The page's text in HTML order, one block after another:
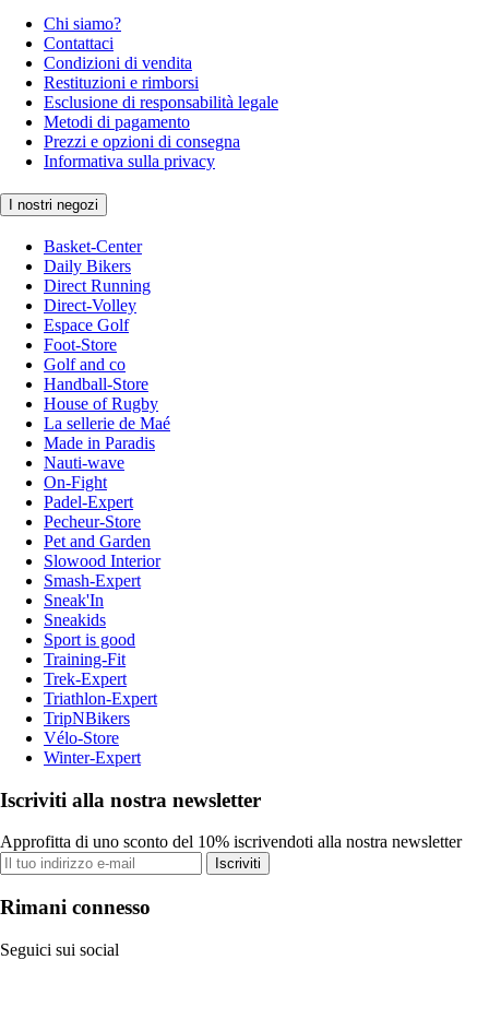
Chi siamo?
Contattaci
Condizioni di vendita
Restituzioni e rimborsi
Esclusione di responsabilità legale
Metodi di pagamento
Prezzi e opzioni di consegna
Informativa sulla privacy
I nostri negozi
Basket-Center
Daily Bikers
Direct Running
Direct-Volley
Espace Golf
Foot-Store
Golf and co
Handball-Store
House of Rugby
La sellerie de Maé
Made in Paradis
Nauti-wave
On-Fight
Padel-Expert
Pecheur-Store
Pet and Garden
Slowood Interior
Smash-Expert
Sneak'In
Sneakids
Sport is good
Training-Fit
Trek-Expert
Triathlon-Expert
TripNBikers
Vélo-Store
Winter-Expert
Iscriviti alla nostra newsletter
Approfitta di uno sconto del 10% iscrivendoti alla nostra newsletter
Iscriviti
Rimani connesso
Seguici sui social